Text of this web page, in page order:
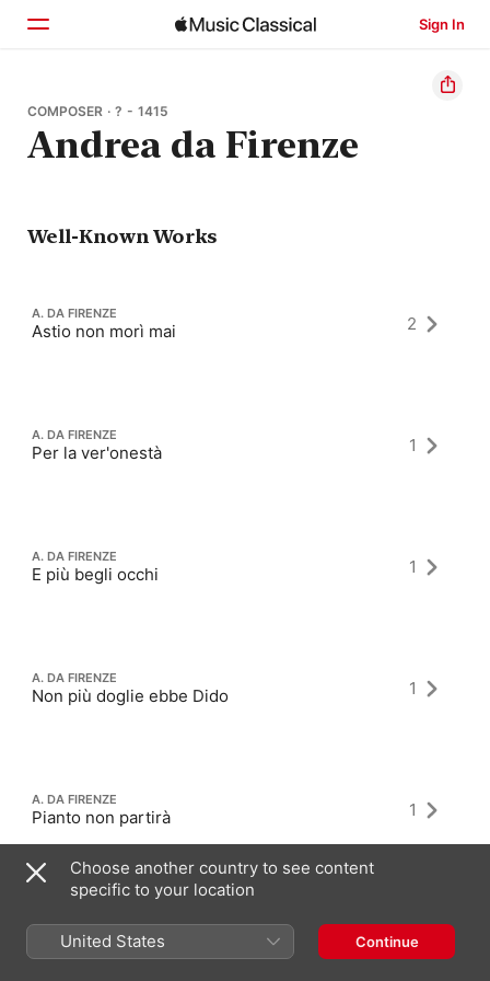
Sign In
Home
Browse
COMPOSER · ? - 1415
Andrea da Firenze
Well-Known Works
A. DA FIRENZE
Astio non morì mai 2
A. DA FIRENZE
Per la ver'onestà 1
A. DA FIRENZE
E più begli occhi 1
A. DA FIRENZE
Non più doglie ebbe Dido 1
A. DA FIRENZE
Pianto non partirà 1
Choose another country to see content
specific to your location
United States Continue